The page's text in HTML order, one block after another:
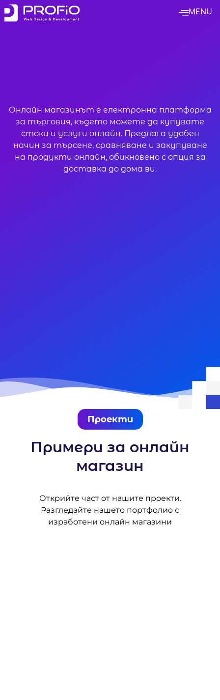
MENU
Онлайн магазинът е електронна платформа
за търговия, където можете да купувате
стоки и услуги онлайн. Предлага удобен
начин за търсене, сравняване и закупуване
на продукти онлайн, обикновено с опция за
доставка до дома ви.
Проекти
Примери за онлайн
магазин
Открийте част от нашите проекти.
Разгледайте нашето портфолио с
изработени онлайн магазини